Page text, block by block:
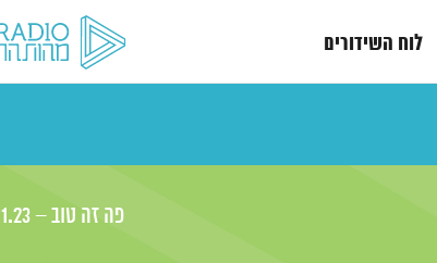
לוח השידורים
פה זה טוב – 22.11.23